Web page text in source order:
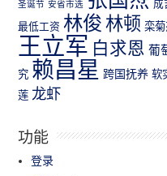
圣诞节 安省市选 成
最低工资 林俊 林顿 栾
王立军 白求恩 葡
究 赖昌星 跨国抚养 软
莲 龙虾
功能
登录